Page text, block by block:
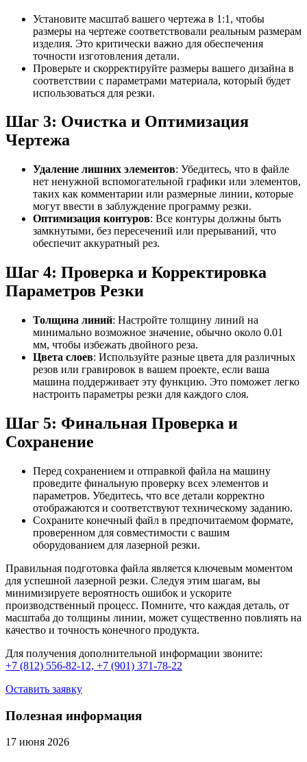
Установите масштаб вашего чертежа в 1:1, чтобы
размеры на чертеже соответствовали реальным размерам
изделия. Это критически важно для обеспечения
точности изготовления детали.
Проверьте и скорректируйте размеры вашего дизайна в
соответствии с параметрами материала, который будет
использоваться для резки.
Шаг 3: Очистка и Оптимизация
Чертежа
Удаление лишних элементов: Убедитесь, что в файле
нет ненужной вспомогательной графики или элементов,
таких как комментарии или размерные линии, которые
могут ввести в заблуждение программу резки.
Оптимизация контуров: Все контуры должны быть
замкнутыми, без пересечений или прерываний, что
обеспечит аккуратный рез.
Шаг 4: Проверка и Корректировка
Параметров Резки
Толщина линий: Настройте толщину линий на
минимально возможное значение, обычно около 0.01
мм, чтобы избежать двойного реза.
Цвета слоев: Используйте разные цвета для различных
резов или гравировок в вашем проекте, если ваша
машина поддерживает эту функцию. Это поможет легко
настроить параметры резки для каждого слоя.
Шаг 5: Финальная Проверка и
Сохранение
Перед сохранением и отправкой файла на машину
проведите финальную проверку всех элементов и
параметров. Убедитесь, что все детали корректно
отображаются и соответствуют техническому заданию.
Сохраните конечный файл в предпочитаемом формате,
проверенном для совместимости с вашим
оборудованием для лазерной резки.
Правильная подготовка файла является ключевым моментом
для успешной лазерной резки. Следуя этим шагам, вы
минимизируете вероятность ошибок и ускорите
производственный процесс. Помните, что каждая деталь, от
масштаба до толщины линии, может существенно повлиять на
качество и точность конечного продукта.
Для получения дополнительной информации звоните:
+7 (812) 556-82-12, +7 (901) 371-78-22
Оставить заявку
Полезная информация
17 июня 2026